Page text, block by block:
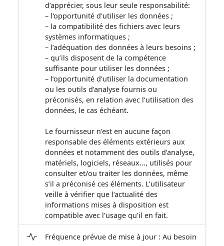
d’apprécier, sous leur seule responsabilité:
– l'opportunité d'utiliser les données ;
– la compatibilité des fichiers avec leurs
systèmes informatiques ;
– l’adéquation des données à leurs besoins ;
– qu’ils disposent de la compétence
suffisante pour utiliser les données ;
– l’opportunité d’utiliser la documentation
ou les outils d’analyse fournis ou
préconisés, en relation avec l’utilisation des
données, le cas échéant.
Le fournisseur n’est en aucune façon
responsable des éléments extérieurs aux
données et notamment des outils d’analyse,
matériels, logiciels, réseaux..., utilisés pour
consulter et/ou traiter les données, même
s’il a préconisé ces éléments. L’utilisateur
veille à vérifier que l’actualité des
informations mises à disposition est
compatible avec l’usage qu’il en fait.
Fréquence prévue de mise à jour : Au besoin